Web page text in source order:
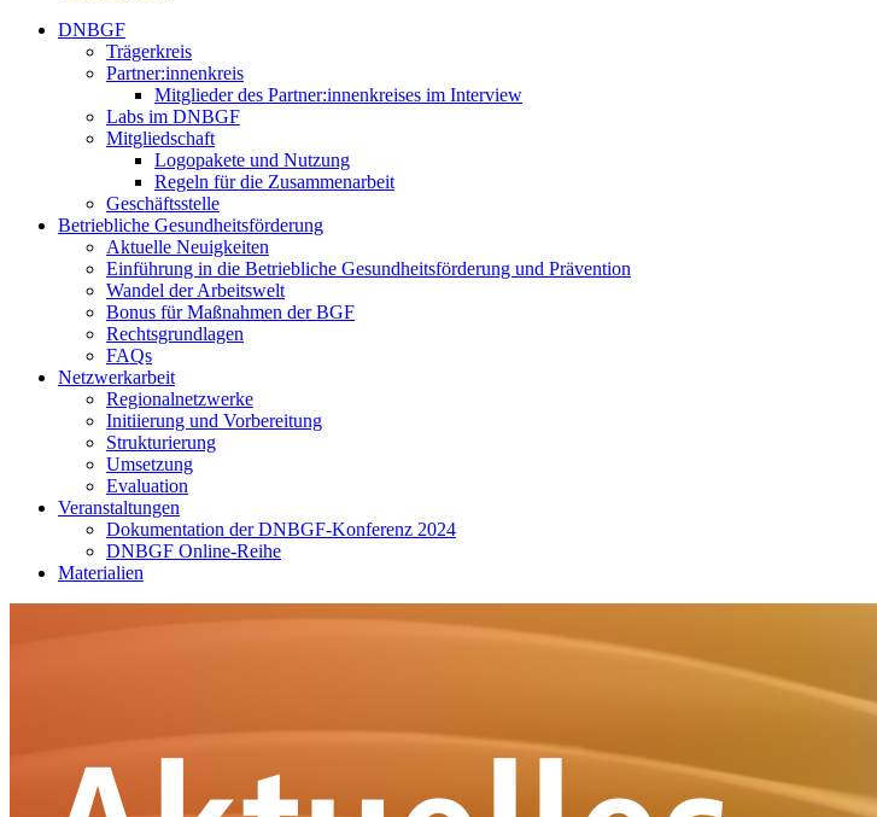
DNBGF
Trägerkreis
Partner:innenkreis
Mitglieder des Partner:innenkreises im Interview
Labs im DNBGF
Mitgliedschaft
Logopakete und Nutzung
Regeln für die Zusammenarbeit
Geschäftsstelle
Betriebliche Gesundheitsförderung
Aktuelle Neuigkeiten
Einführung in die Betriebliche Gesundheitsförderung und Prävention
Wandel der Arbeitswelt
Bonus für Maßnahmen der BGF
Rechtsgrundlagen
FAQs
Netzwerkarbeit
Regionalnetzwerke
Initiierung und Vorbereitung
Strukturierung
Umsetzung
Evaluation
Veranstaltungen
Dokumentation der DNBGF-Konferenz 2024
DNBGF Online-Reihe
Materialien